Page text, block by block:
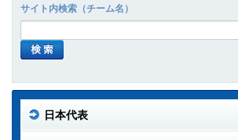
サイト内検索（チーム名）
日本代表